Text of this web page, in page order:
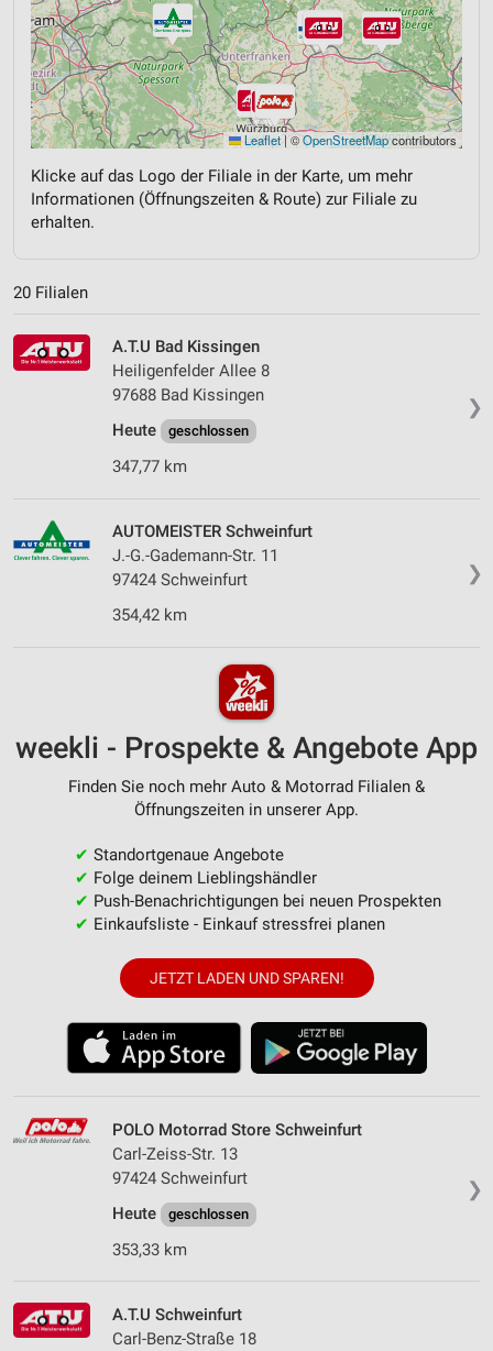
Leaflet|©OpenStreetMapcontributors
Klicke auf das Logo der Filiale in der Karte, um mehr
Informationen (Öffnungszeiten & Route) zur Filiale zu
erhalten.
20 Filialen
❯
A.T.U Bad Kissingen
Heiligenfelder Allee 8
97688 Bad Kissingen
Heute
geschlossen
347,77 km
❯
AUTOMEISTER Schweinfurt
J.-G.-Gademann-Str. 11
97424 Schweinfurt
354,42 km
weekli - Prospekte & Angebote App
Finden Sie noch mehr Auto & Motorrad Filialen &
Öffnungszeiten in unserer App.
✔ Standortgenaue Angebote
✔ Folge deinem Lieblingshändler
✔ Push-Benachrichtigungen bei neuen Prospekten
✔ Einkaufsliste - Einkauf stressfrei planen
JETZT LADEN UND SPAREN!
❯
POLO Motorrad Store Schweinfurt
Carl-Zeiss-Str. 13
97424 Schweinfurt
Heute
geschlossen
353,33 km
A.T.U Schweinfurt
Carl-Benz-Straße 18